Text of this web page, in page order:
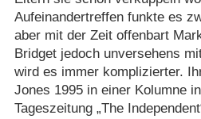
Aufeinandertreffen funkte es
aber mit der Zeit offenbart
Bridget jedoch unversehens
wird es immer komplizierter.
Jones 1995 in einer Kolumne
Tageszeitung „The